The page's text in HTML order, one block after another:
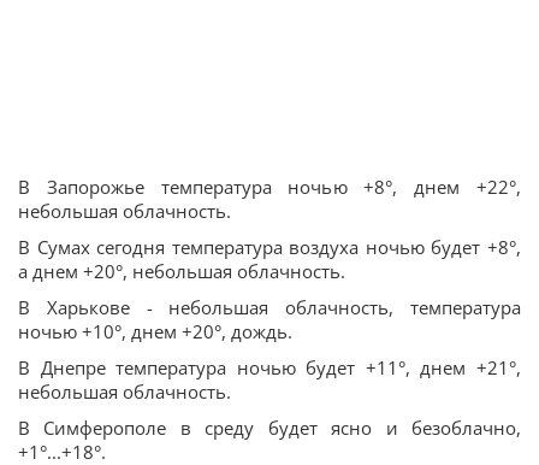
В Запорожье температура ночью +8°, днем +22°,
небольшая облачность.
В Сумах сегодня температура воздуха ночью будет +8°,
а днем +20°, небольшая облачность.
В Харькове - небольшая облачность, температура
ночью +10°, днем +20°, дождь.
В Днепре температура ночью будет +11°, днем +21°,
небольшая облачность.
В Симферополе в среду будет ясно и безоблачно,
+1°...+18°.